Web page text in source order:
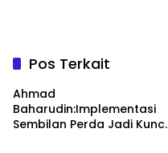
Pos Terkait
Ahmad
Baharudin:Implementasi
Sembilan Perda Jadi Kunci